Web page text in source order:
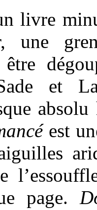
livre
une
être
et
absolu
est
page.